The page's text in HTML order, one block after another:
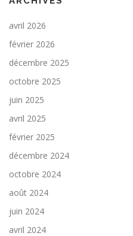
avril 2026
février 2026
décembre 2025
octobre 2025
juin 2025
avril 2025
février 2025
décembre 2024
octobre 2024
août 2024
juin 2024
avril 2024